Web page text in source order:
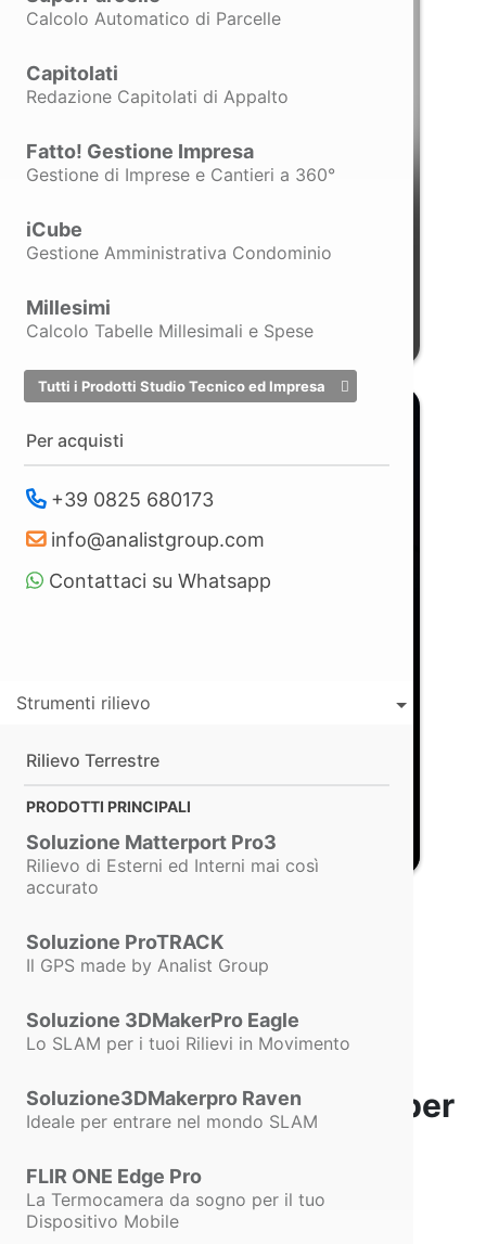
Calcolo Automatico di Parcelle
Capitolati
Redazione Capitolati di Appalto
Fatto! Gestione Impresa
Gestione di Imprese e Cantieri a 360°
iCube
Gestione Amministrativa Condominio
Millesimi
Calcolo Tabelle Millesimali e Spese
Tutti i Prodotti Studio Tecnico ed Impresa
Per acquisti
+39 0825 680173
info@analistgroup.com
Contattaci su Whatsapp
Strumenti rilievo
Rilievo Terrestre
PRODOTTI PRINCIPALI
Soluzione Matterport Pro3
Rilievo di Esterni ed Interni mai così
accurato
Soluzione ProTRACK
Il GPS made by Analist Group
Soluzione 3DMakerPro Eagle
Lo SLAM per i tuoi Rilievi in Movimento
Soluzione3DMakerpro Raven
Ideale per entrare nel mondo SLAM
FLIR ONE Edge Pro
La Termocamera da sogno per il tuo
Dispositivo Mobile
Georeferenzia
Matrice 4T, consente rilievi aerei
georeferenziazione accurata dei dati
raccolti
ConAnalist
mappe, volumi e nuvole di punti. Con
InfraPROrealizzi Analisi
Termografiche Avanzate e georiferite
DJI Matrice 4T: Il Drone per
Rilievi e Sicurezza